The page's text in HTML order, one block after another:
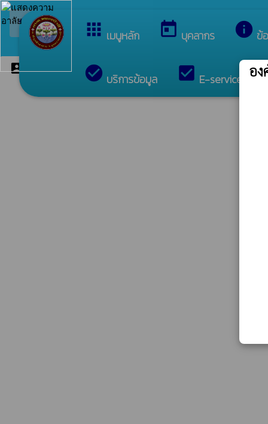
apps เมนูหลัก today บุคลากร info ข้
check_circle บริการข้อมูล check_box E-services
arrow_back_iosกลับเมนูหลัก ยินดีต้อ
account_boxหน่วยตรวจสอบภายใน อ